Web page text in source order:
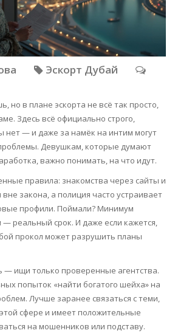
Эскорт Дубай
но в плане эскорта не всё так просто,
Здесь всё официально строго,
нет — и даже за намёк на интим могут
Девушкам, которые думают
важно понимать, на что идут.
правила: знакомства через сайты и
закона, а полиция часто устраивает
профили. Поймали? Минимум
реальный срок. И даже если кажется,
прокол может разрушить планы
— ищи только проверенные агентства.
попыток «найти богатого шейха» на
Лучше заранее связаться с теми,
сфере и имеет положительные
на мошенников или подставу.